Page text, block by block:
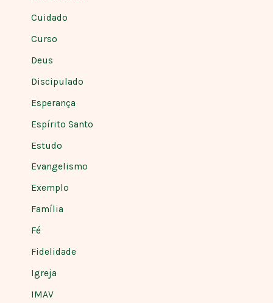
Cuidado
Curso
Deus
Discipulado
Esperança
Espírito Santo
Estudo
Evangelismo
Exemplo
Família
Fé
Fidelidade
Igreja
IMAV